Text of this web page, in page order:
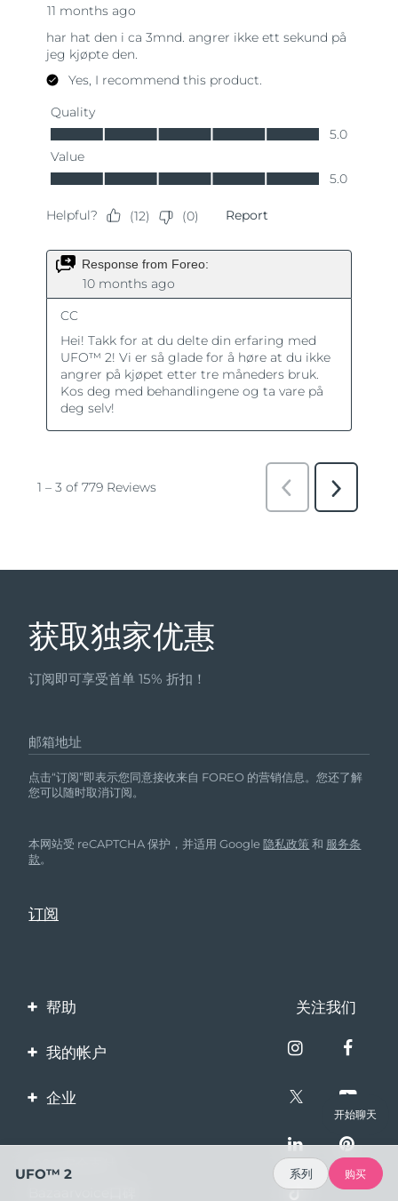
获取独家优惠
订阅即可享受首单 15% 折扣！
邮箱地址
点击“订阅”即表示您同意接收来自 FOREO 的营销信息。您还了解
您可以随时取消订阅。
本网站受 reCAPTCHA 保护，并适用 Google隐私政策 和 服务条
款。
帮助
联系我们
保修与退换货
常见问题
电池信息
关注我们
我的帐户
产品注册
企业
伙伴计划
开始聊天
UFO™ 2 系列 购买